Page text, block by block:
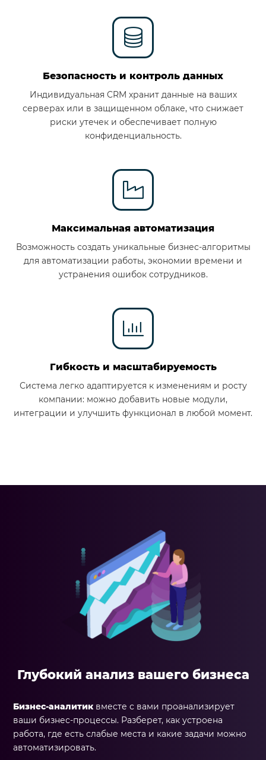
Безопасность и контроль данных
Индивидуальная CRM хранит данные на ваших
серверах или в защищенном облаке, что снижает
риски утечек и обеспечивает полную
конфиденциальность.
Максимальная автоматизация
Возможность создать уникальные бизнес-алгоритмы
для автоматизации работы, экономии времени и
устранения ошибок сотрудников.
Гибкость и масштабируемость
Система легко адаптируется к изменениям и росту
компании: можно добавить новые модули,
интеграции и улучшить функционал в любой момент.
Глубокий анализ вашего бизнеса
Бизнес-аналитиквместе с вами проанализирует
ваши бизнес-процессы. Разберет, как устроена
работа, где есть слабые места и какие задачи можно
автоматизировать.